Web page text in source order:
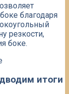
благодаря
резкости,
боке.
итоги